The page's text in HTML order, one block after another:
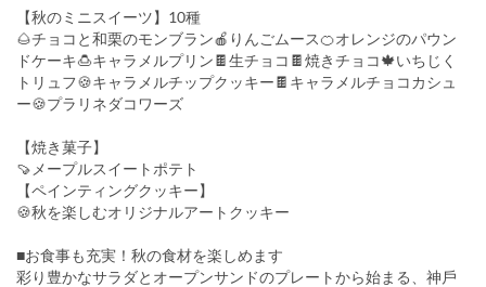
【秋のミニスイーツ】10種
🌰チョコと和栗のモンブラン🍎りんごムース🍊オレンジのパウン
ドケーキ🍮キャラメルプリン🍫⽣チョコ🍫焼きチョコ🍁いちじく
トリュフ🍪キャラメルチップクッキー🍫キャラメルチョコカシュ
ー🍪プラリネダコワーズ
【焼き菓⼦】
🍠メープルスイートポテト
【ペインティングクッキー】
🍪秋を楽しむオリジナルアートクッキー
■お⾷事も充実！秋の⾷材を楽しめます
彩り豊かなサラダとオープンサンドのプレートから始まる、神⼾